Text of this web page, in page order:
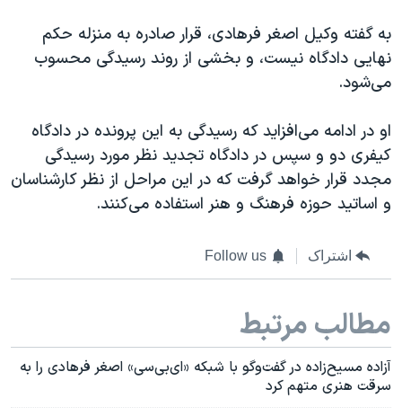
به گفته وکیل اصغر فرهادی، قرار صادره به منزله حکم
نهایی دادگاه نیست، و بخشی از روند رسیدگی محسوب
می‌شود.
او در ادامه می‌افزاید که رسیدگی به این پرونده در دادگاه
کیفری دو و سپس در دادگاه تجدید نظر مورد رسیدگی
مجدد قرار خواهد گرفت که در این مراحل از نظر کارشناسان
و اساتید حوزه فرهنگ و هنر استفاده می‌کنند.
اشتراک Follow us
مطالب مرتبط
آزاده مسیح‌زاده در گفت‌وگو با شبکه «ای‌بی‌سی» اصغر فرهادی را به
سرقت هنری متهم کرد